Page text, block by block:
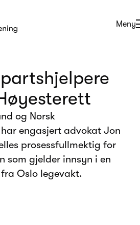
Åpne
Meny
og Norsk
engasjert advokat Jon
prosessfullmektig for
som gjelder innsyn i en
Oslo legevakt.